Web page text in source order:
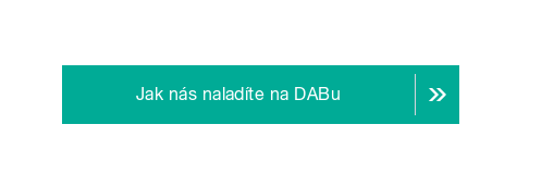
Jak nás naladíte na DABu